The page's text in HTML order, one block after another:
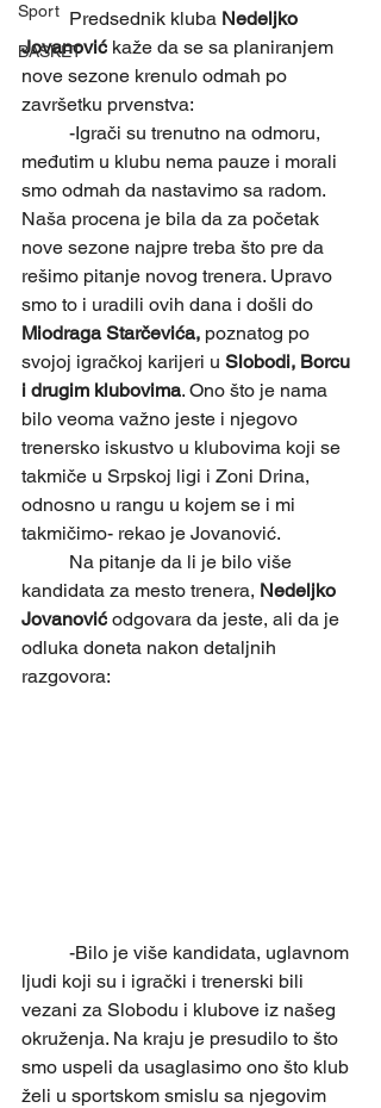
Sport
BASKET
	Predsednik kluba
Nedeljko
Jovanović kaže da se sa planiranjem
nove sezone krenulo odmah po
završetku prvenstva:
međutim u klubu nema pauze i morali
smo odmah da nastavimo sa radom.
Naša procena je bila da za početak
nove sezone najpre treba što pre da
rešimo pitanje novog trenera. Upravo
smo to i uradili ovih dana i došli do
Miodraga Starčevića, poznatog po
svojoj igračkoj karijeri u Slobodi, Borcu
i drugim klubovima. Ono što je nama
bilo veoma važno jeste i njegovo
trenersko iskustvo u klubovima koji se
takmiče u Srpskoj ligi i Zoni Drina,
odnosno u rangu u kojem se i mi
takmičimo- rekao je Jovanović.
kandidata za mesto trenera, Nedeljko
Jovanović odgovara da jeste, ali da je
odluka doneta nakon detaljnih
razgovora:
ljudi koji su i igrački i trenerski bili
vezani za Slobodu i klubove iz našeg
okruženja. Na kraju je presudilo to što
smo uspeli da usaglasimo ono što klub
želi u sportskom smislu sa njegovim